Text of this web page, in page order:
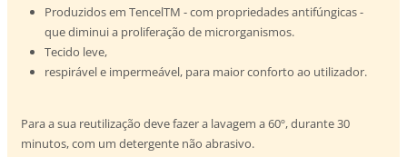
Produzidos em TencelTM - com propriedades antifúngicas -
que diminui a proliferação de microrganismos.
Tecido leve,
respirável e impermeável, para maior conforto ao utilizador.
Para a sua reutilização deve fazer a lavagem a 60º, durante 30
minutos, com um detergente não abrasivo.